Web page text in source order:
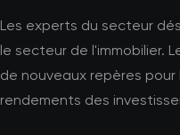
Les experts du secteur
le secteur de l'immobilier.
de nouveaux repères
rendements des